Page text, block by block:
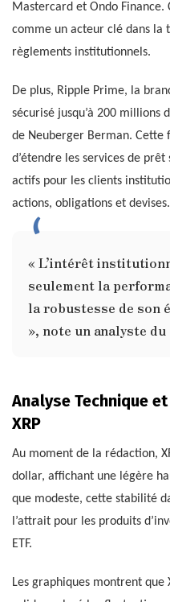
Mastercard et Ondo Finance.
comme un acteur clé dans la
règlements institutionnels.
De plus, Ripple Prime, la
sécurisé jusqu’à 200 millions
de Neuberger Berman.
d’étendre les services de
actifs pour les clients
actions, obligations et devises.
« L’intérêt
seulement la
la robustesse de son
», note un analyste
Analyse Technique
XRP
Au moment de la rédaction,
dollar, affichant une légère
que modeste, cette stabilité
l’attrait pour les produits
ETF.
Les graphiques montrent que